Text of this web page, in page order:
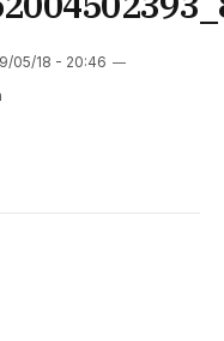
05/18 - 20:46